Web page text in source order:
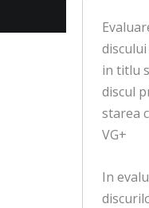
in titlu
discul
starea
VG+
In